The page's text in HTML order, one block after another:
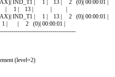
)| IND_T1 | 1 | 13 | 2 (0)| 00:00:01 |
| 1 | 13 | |
|
)| IND_T1 | 1 | 13 | 2 (0)| 00:00:01 |
1 | | 2 (0)| 00:00:01 |
---------------------------------------
(level=2)